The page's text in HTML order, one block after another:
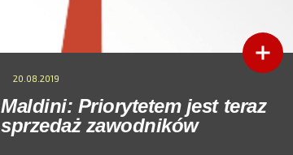
20.08.2019
Maldini: Priorytetem jest teraz
sprzedaż zawodników